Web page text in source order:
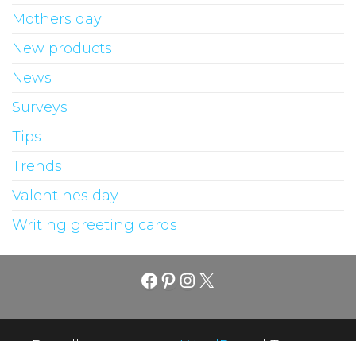
Mothers day
New products
News
Surveys
Tips
Trends
Valentines day
Writing greeting cards